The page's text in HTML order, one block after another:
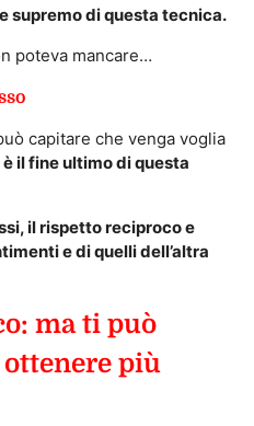
supremo di questa tecnica.
poteva mancare…
capitare che venga voglia
è il fine ultimo di questa
il rispetto reciproco e
e di quelli dell’altra
ma ti può
più